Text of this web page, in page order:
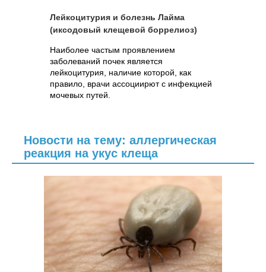
Лейкоцитурия и болезнь Лайма
(иксодовый клещевой боррелиоз)
Наиболее частым проявлением
заболеваний почек является
лейкоцитурия, наличие которой, как
правило, врачи ассоциирют с инфекцией
мочевых путей.
Новости на тему: аллергическая
реакция на укус клеща